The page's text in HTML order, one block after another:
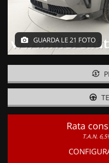
GUARDA LE 21 FOTO
Rata
T.A.N.